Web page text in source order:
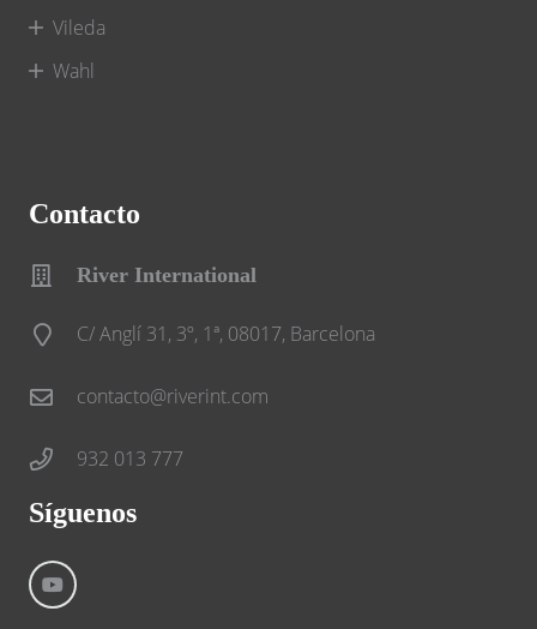
Vileda
Wahl
Contacto
River International
C/ Anglí 31, 3º, 1ª, 08017, Barcelona
contacto@riverint.com
932 013 777
Síguenos